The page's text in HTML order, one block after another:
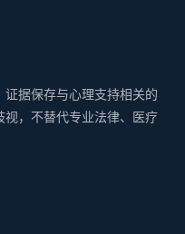
据保存与心理支持相关的
，不替代专业法律、医疗